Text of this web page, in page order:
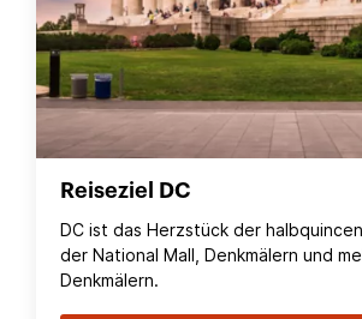
Reiseziel DC
DC ist das Herzstück der
der National Mall, Denkmälern und
Denkmälern.